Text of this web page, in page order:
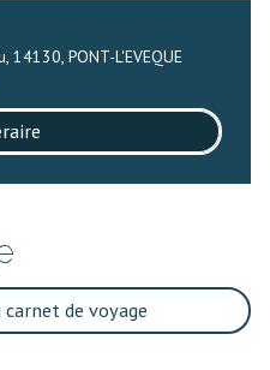
14130, PONT-L'EVEQUE
de voyage